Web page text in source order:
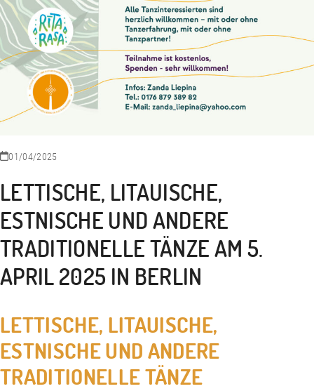
01/04/2025
LETTISCHE, LITAUISCHE,
ESTNISCHE UND ANDERE
TRADITIONELLE TÄNZE AM 5.
APRIL 2025 IN BERLIN
LETTISCHE, LITAUISCHE,
ESTNISCHE UND ANDERE
TRADITIONELLE TÄNZE